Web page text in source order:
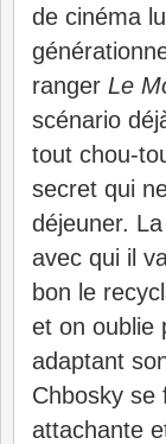
de cinéma
ranger Le
scénario
tout chou-
secret qui
déjeuner.
avec qui il
bon le
et on oublie
adaptant
Chbosky se
attachante